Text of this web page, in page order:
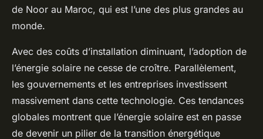
de Noor au Maroc, qui est l’une des plus grandes au
monde.
Avec des coûts d’installation diminuant, l’adoption de
l’énergie solaire ne cesse de croître. Parallèlement,
les gouvernements et les entreprises investissent
massivement dans cette technologie. Ces tendances
globales montrent que l’énergie solaire est en passe
de devenir un pilier de la transition énergétique